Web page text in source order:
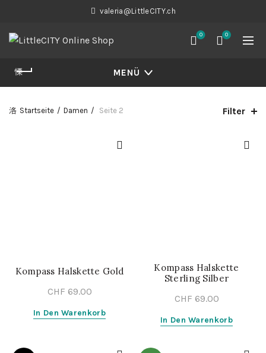
valeria@LittleCITY.ch
0 0
MENÜ
Startseite Damen Seite 2 Filter
Kompass Halskette Gold
CHF 69.00
In Den Warenkorb
Kompass Halskette
Sterling Silber
CHF 69.00
In Den Warenkorb